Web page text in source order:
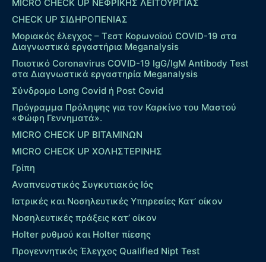
MICRO CHECK UP ΝΕΦΡΙΚΗΣ ΛΕΙΤΟΥΡΓΙΑΣ
CHECK UP ΣΙΔΗΡΟΠΕΝΙΑΣ
Μοριακός έλεγχος – Τεστ Κορωνοϊού COVID-19 στα
Διαγνωστικά εργαστήρια Meganalysis
Ποιοτικό Coronavirus COVID-19 IgG/IgM Antibody Test
στα Διαγνωστικά εργαστηρία Meganalysis
Σύνδρομο Long Covid ή Post Covid
Πρόγραμμα Πρόληψης για τον Καρκίνο του Μαστού
«Φώφη Γεννηματά».
MICRO CHECK UP ΒΙΤΑΜΙΝΩΝ
MICRO CHECK UP ΧΟΛΗΣΤΕΡΙΝΗΣ
Γρίπη
Αναπνευστικός Συγκυτιακός Ιός
Ιατρικές και Νοσηλευτικές Υπηρεσίες Κατ’ οίκον
Νοσηλευτικές πράξεις κατ’ οίκον
Holter ρυθμού και Holter πίεσης
Προγεννητικός Έλεγχος Qualified Nipt Test